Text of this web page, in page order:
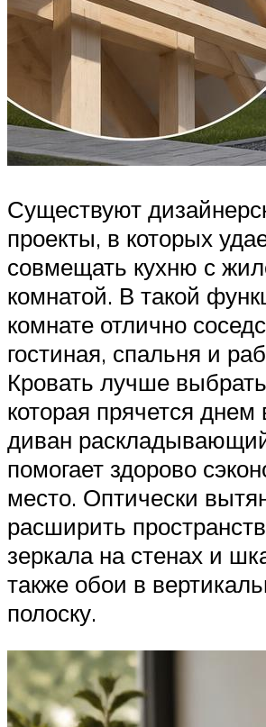
Существуют
проекты, в которых
совмещать кухню с
комнатой. В такой
комнате отлично
гостиная, спальня и
Кровать лучше
которая прячется
диван
помогает здорово
место. Оптически
расширить
зеркала на стенах и
также обои в
полоску.